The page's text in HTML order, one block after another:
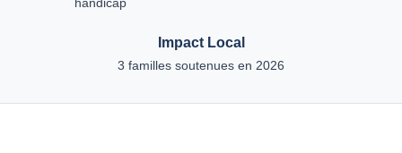
Impact Local
3 familles soutenues en 2026